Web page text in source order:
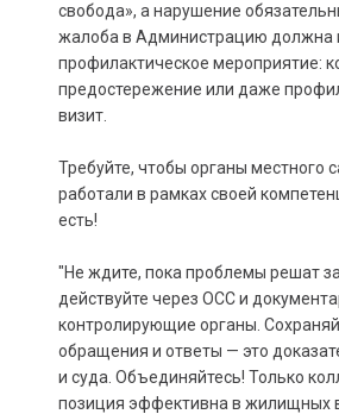
свобода», а нарушение
жалоба в Администрацию должна
профилактическое мероприятие:
предостережение или даже
визит.
Требуйте, чтобы органы местного
работали в рамках своей
есть!
"Не ждите, пока проблемы решат
действуйте через ОСС и
контролирующие органы.
обращения и ответы — это
и суда. Объединяйтесь! Только
позиция эффективна в жилищных